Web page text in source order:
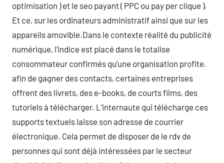
optimisation ) et le seo payant ( PPC ou pay per clique ).
Et ce, sur les ordinateurs administratif ainsi que sur les
appareils amovible.Dans le contexte réalité du publicité
numérique, l’indice est placé dans le totalise
consommateur confirmés qu’une organisation profite.
afin de gagner des contacts, certaines entreprises
offrent des livrets, des e-books, de courts films, des
tutoriels à télécharger. L’internaute qui télécharge ces
supports textuels laisse son adresse de courrier
électronique. Cela permet de disposer de le rdv de
personnes qui sont déjà intéressées par le secteur